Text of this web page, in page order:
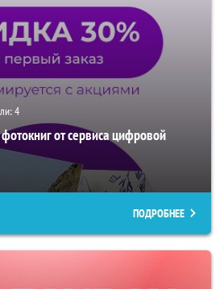
4
от сервиса цифровой
ПОДРОБНЕЕ